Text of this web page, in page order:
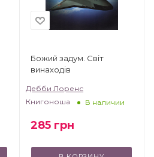
Божий задум. Світ
винаходів
Дебби Лоренс
Книгоноша
В наличии
285 грн